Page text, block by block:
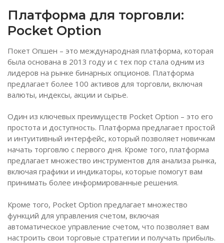
Платформа для торговли:
Pocket Option
Покет Опшен – это международная платформа, которая
была основана в 2013 году и с тех пор стала одним из
лидеров на рынке бинарных опционов. Платформа
предлагает более 100 активов для торговли, включая
валюты, индексы, акции и сырье.
Один из ключевых преимуществ Pocket Option – это его
простота и доступность. Платформа предлагает простой
и интуитивный интерфейс, который позволяет новичкам
начать торговлю с первого дня. Кроме того, платформа
предлагает множество инструментов для анализа рынка,
включая графики и индикаторы, которые помогут вам
принимать более информированные решения.
Кроме того, Pocket Option предлагает множество
функций для управления счетом, включая
автоматическое управление счетом, что позволяет вам
настроить свои торговые стратегии и получать прибыль.